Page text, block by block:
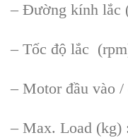
– Đường kính lắc
– Tốc độ lắc
– Motor đầu vào
– Max. Load (kg)